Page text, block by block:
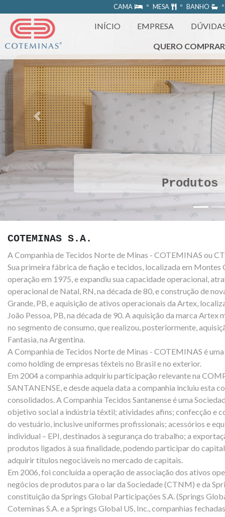
https://www.coteminas.com.br/desenv-web/htm11/
CAMA º MESA º BANHO
INÍCIO EMPRESA
QUERO COMPRAR
Produtos
Previous
COTEMINAS S.A.
A Companhia de Tecidos Norte de Minas - COTEMINAS ou
Sua primeira fábrica de fiação e tecidos, localizada em Montes
operação em 1975, e expandiu sua capacidade operacional,
operacional de Natal, RN, na década de 80, e construção de
Grande, PB, e aquisição de ativos operacionais da Artex,
João Pessoa, PB, na década de 90. A aquisição da marca Artex
no segmento de consumo, que realizou, posteriormente,
Fantasia, na Argentina.
A Companhia de Tecidos Norte de Minas - COTEMINAS é
como holding de empresas têxteis no Brasil e no exterior.
Em 2004 a companhia adquiriu participação relevante na
SANTANENSE, e desde aquela data a companhia incluiu esta
consolidados. A Companhia Tecidos Santanense é uma
objetivo social a indústria têxtil; atividades afins; confecção e
do vestuário, inclusive uniformes profissionais; acessórios e
individual – EPI, destinados à segurança do trabalho; a
produtos ligados à sua finalidade, podendo participar do
adquirir títulos negociáveis no mercado de capitais.
Em 2006, foi concluída a operação de associação dos ativos
negócios de produtos para o lar da Sociedade (CTNM) e da
constituição da Springs Global Participações S.A. (Springs
Coteminas S.A. e a Springs Global US, Inc., companhias